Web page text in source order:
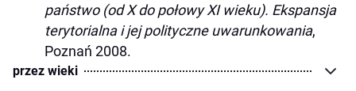
państwo (od X do połowy XI wieku). Ekspansja
terytorialna i jej polityczne uwarunkowania,
Poznań 2008.
przez wieki